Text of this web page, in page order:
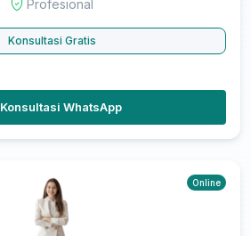
Profesional
Konsultasi Gratis
Konsultasi WhatsApp
Online